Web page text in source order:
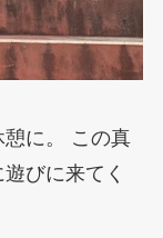
憩に。 この真
びに来てく